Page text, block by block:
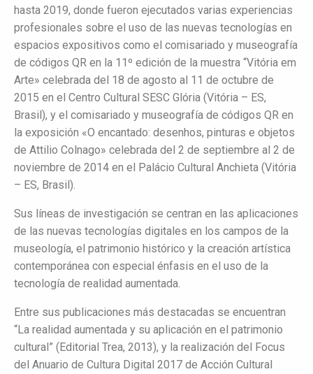
hasta 2019, donde fueron ejecutados varias experiencias
profesionales sobre el uso de las nuevas tecnologías en
espacios expositivos como el comisariado y museografía
de códigos QR en la 11º edición de la muestra “Vitória em
Arte» celebrada del 18 de agosto al 11 de octubre de
2015 en el Centro Cultural SESC Glória (Vitória – ES,
Brasil), y el comisariado y museografía de códigos QR en
la exposición «O encantado: desenhos, pinturas e objetos
de Attilio Colnago» celebrada del 2 de septiembre al 2 de
noviembre de 2014 en el Palácio Cultural Anchieta (Vitória
– ES, Brasil).
Sus líneas de investigación se centran en las aplicaciones
de las nuevas tecnologías digitales en los campos de la
museología, el patrimonio histórico y la creación artística
contemporánea con especial énfasis en el uso de la
tecnología de realidad aumentada.
Entre sus publicaciones más destacadas se encuentran
“La realidad aumentada y su aplicación en el patrimonio
cultural” (Editorial Trea, 2013), y la realización del Focus
del Anuario de Cultura Digital 2017 de Acción Cultural